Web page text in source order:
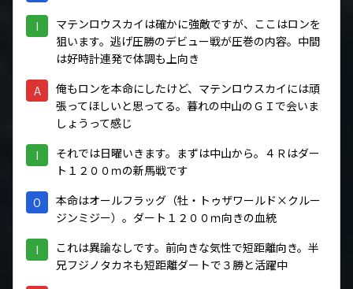
I
マテンロウスカイは確かに強敵ですが、ここはロンを
狙います。逃げ圧勝のデビュー戦が圧巻の内容。中間
は好時計連発で体調も上向き
A
俺もロンを本命にしたけど、マテンロウスカイには頑
張ってほしいと思ってる。暮れの中山のＧＩで会いま
しょうって感じ
I
それでは日曜いきます。まずは中山から。４Ｒはダー
ト１２００ｍの新馬戦です
O
本命はオールフラッグ（牡・トゥザワールド×クルー
ジンミジー）。ダート１２００ｍ向きの血統
I
これは異論なしです。前向きな気性で短距離向き。半
兄フジノタカネも短距離ダートで３勝と活躍中